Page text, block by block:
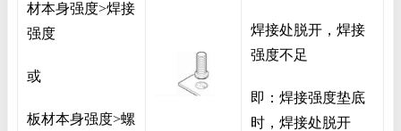
材本身强度>焊接
强度
或
板材本身强度>螺
焊接处脱开，焊接
强度不足
即：焊接强度垫底
时，焊接处脱开